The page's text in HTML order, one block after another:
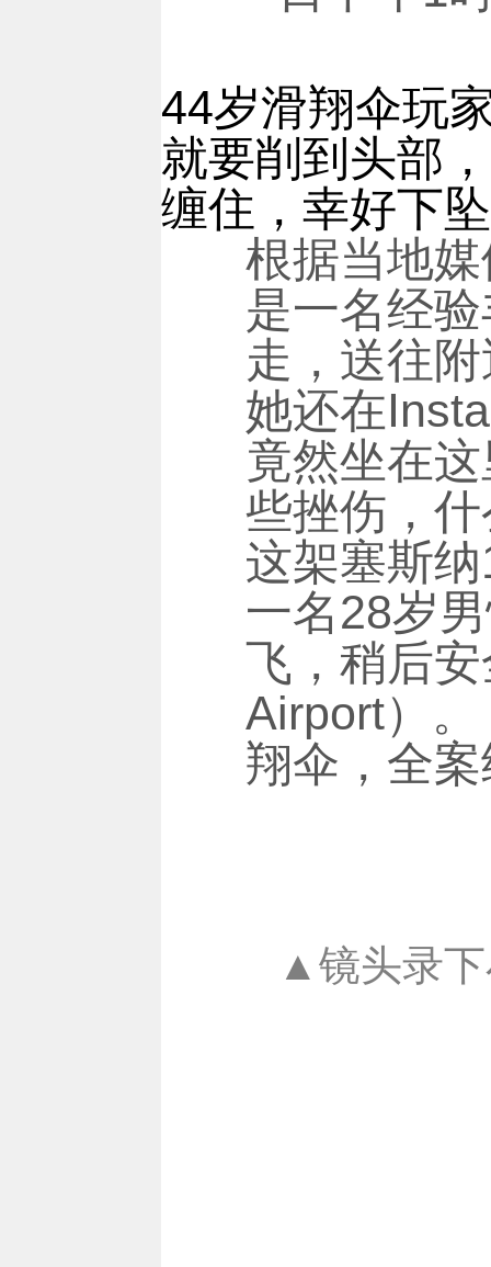
44岁滑翔伞玩
就要削到头部
缠住，幸好下
根据当地
是一名经
走，送往
她还在
竟然坐在
些挫伤，
这架塞斯
一名28岁
飞，稍后
Airport）
翔伞，全
▲镜头录下